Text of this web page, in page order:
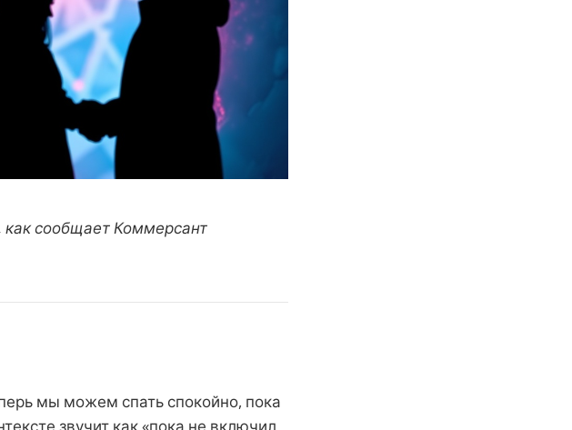
как сообщает Коммерсант
мы можем спать спокойно, пока
звучит как «пока не включил